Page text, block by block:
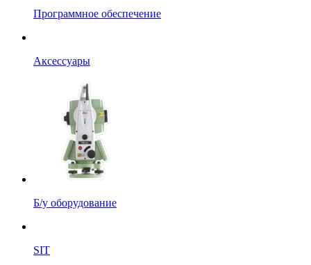
Программное обеспечение
Аксессуары
Б/у оборудование
SIT